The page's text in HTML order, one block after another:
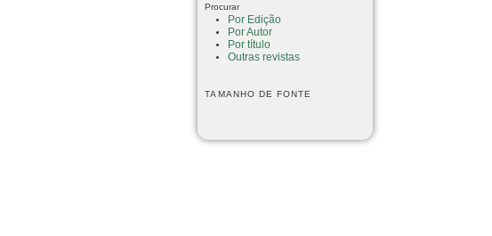
Procurar
Por Edição
Por Autor
Por título
Outras revistas
TAMANHO DE FONTE